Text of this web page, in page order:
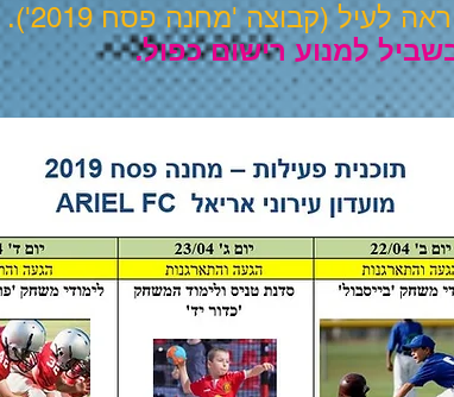
לעיל (קבוצה 'מחנה פסח 2019').
למנוע רישום כפול.